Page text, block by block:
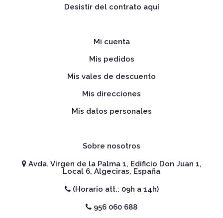
Desistir del contrato aquí
Mi cuenta
Mis pedidos
Mis vales de descuento
Mis direcciones
Mis datos personales
Sobre nosotros
Avda. Virgen de la Palma 1, Edificio Don Juan 1,
Local 6, Algeciras, España
(Horario att.: 09h a 14h)
956 060 688